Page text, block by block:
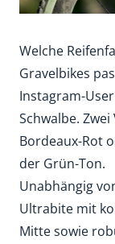
Welche
Gravelbikes
Instagram-
Schwalbe.
Bordeaux-Rot
der Grün-Ton.
Unabhängig
Ultrabite mit
Mitte sowie